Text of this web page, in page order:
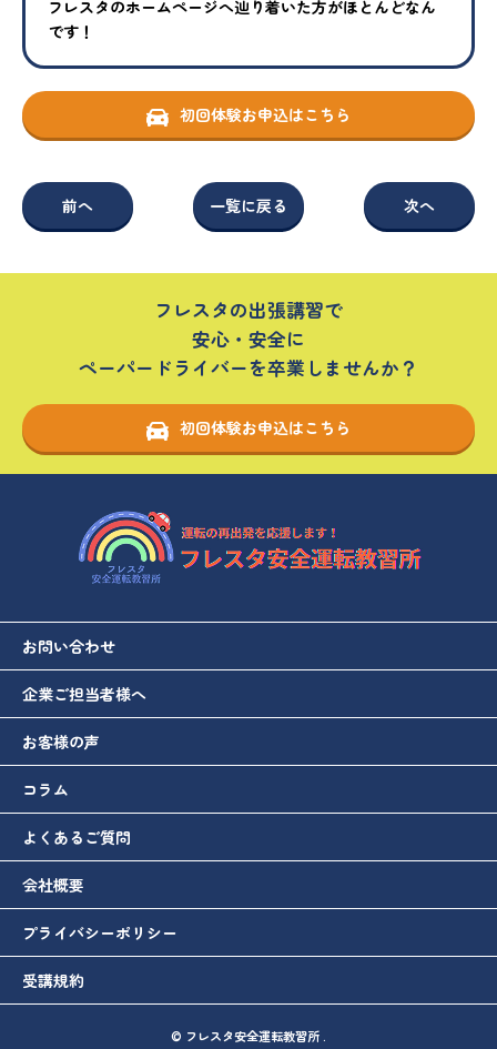
フレスタのホームページへ辿り着いた方がほとんどなん
です！
初回体験お申込はこちら
前へ 一覧に戻る 次へ
フレスタの出張講習で
安心・安全に
ペーパードライバーを卒業しませんか？
初回体験お申込はこちら
お問い合わせ
企業ご担当者様へ
お客様の声
コラム
よくあるご質問
会社概要
プライバシーポリシー
受講規約
© フレスタ安全運転教習所 .